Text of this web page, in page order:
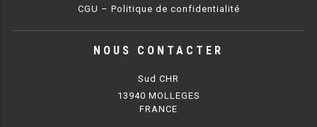
ARRIÈRE-BAR
MACHINES À GLAÇONS
CGU – Politique de confidentialité
NOUS CONTACTER
Sud CHR
13940 MOLLEGES
FRANCE